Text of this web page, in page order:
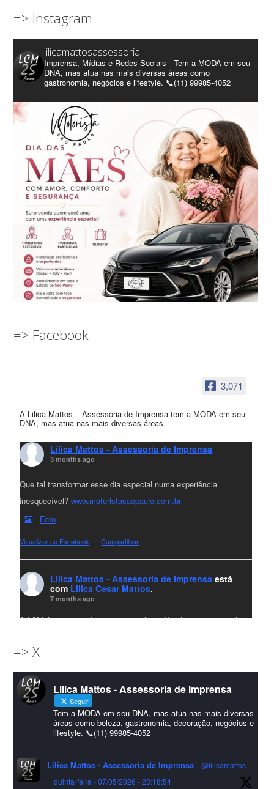
=> Instagram
lilicamattosassessoria
Imprensa, Mídias e Redes Sociais - Tem a MODA em seu
DNA, mas atua nas mais diversas áreas como
gastronomia, negócios e lifestyle. 📞(11) 99985-4052
=> Facebook
3,071
A Lilica Mattos – Assessoria de Imprensa tem a MODA em seu
DNA, mas atua nas mais diversas áreas
Lilica Mattos - Assessoria de Imprensa
3 months ago
Que tal transformar esse dia especial numa experiência
inesquecível?www.motoristasaopaulo.com.br
Foto
Visualizar no Facebook · Compartilhar
Lilica Mattos - Assessoria de Imprensa está
com Lilica Cesar Mattos.
7 months ago
A LCM Assessoria deseja um excelente Natal e um 2026 repleto
amigos que sempre nos acompanham!🎄✨🥂❤️
#lcmassessoriassessoria#natal #merrychristmas #felizanonovo
#HappyNewYear
Foto
Visualizar no Facebook · Compartilhar
Lilica Mattos - Assessoria de Imprensa
9 months ago
=> X
Lilica Mattos - Assessoria de Imprensa
Seguir
Tem a MODA em seu DNA, mas atua nas mais diversas
áreas como beleza, gastronomia, decoração, negócios e
lifestyle. 📞(11) 99985-4052
Lilica Mattos - Assessoria de Imprensa
@lilicamattos
·
quinta-feira - 07/05/2026 - 23:18:54